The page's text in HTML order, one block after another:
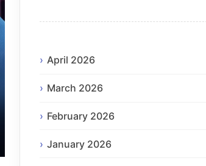
April 2026
March 2026
February 2026
January 2026